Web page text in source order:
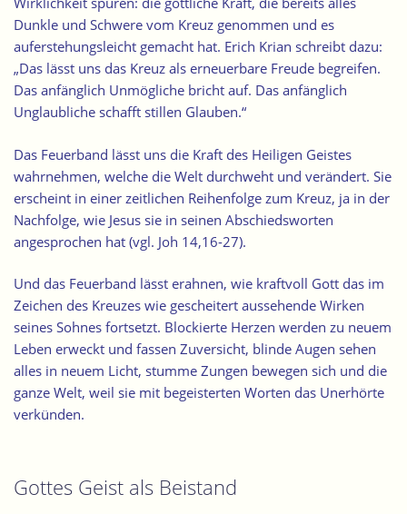
Dunkle und Schwere vom Kreuz genommen und es
auferstehungsleicht gemacht hat. Erich Krian schreibt dazu:
„Das lässt uns das Kreuz als erneuerbare Freude begreifen.
Das anfänglich Unmögliche bricht auf. Das anfänglich
Unglaubliche schafft stillen Glauben.“
Das Feuerband lässt uns die Kraft des Heiligen Geistes
wahrnehmen, welche die Welt durchweht und verändert. Sie
erscheint in einer zeitlichen Reihenfolge zum Kreuz, ja in der
Nachfolge, wie Jesus sie in seinen Abschiedsworten
angesprochen hat (vgl. Joh 14,16-27).
Und das Feuerband lässt erahnen, wie kraftvoll Gott das im
Zeichen des Kreuzes wie gescheitert aussehende Wirken
seines Sohnes fortsetzt. Blockierte Herzen werden zu neuem
Leben erweckt und fassen Zuversicht, blinde Augen sehen
alles in neuem Licht, stumme Zungen bewegen sich und die
ganze Welt, weil sie mit begeisterten Worten das Unerhörte
verkünden.
Gottes Geist als Beistand